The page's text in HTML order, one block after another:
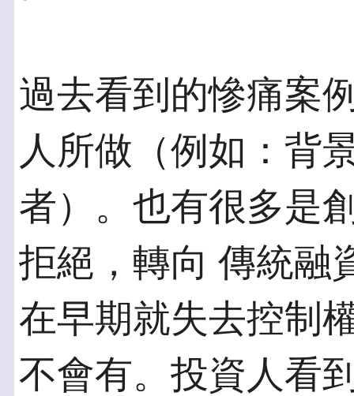
過去看到的慘痛案
人所做（例如：背
者）。也有很多是
拒絕，轉向 傳統融
在早期就失去控制
不會有。投資人看